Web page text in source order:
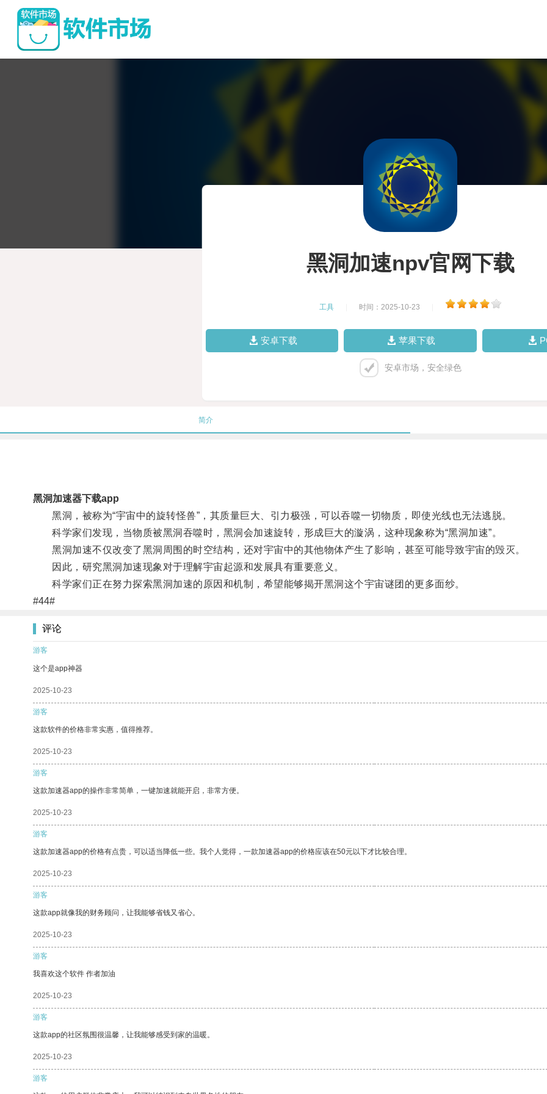
黑洞加速npv官网下载
工具 时间：2025-10-23
安卓下载 苹果下载
安卓市场，安全绿色
简介
黑洞加速器下载app
黑洞，被称为“宇宙中的旋转怪兽”，其质量巨大、引力极强，可以吞噬一切物质，即使光线也无法逃脱。
科学家们发现，当物质被黑洞吞噬时，黑洞会加速旋转，形成巨大的漩涡，这种现象称为“黑洞加速”。
黑洞加速不仅改变了黑洞周围的时空结构，还对宇宙中的其他物体产生了影响，甚至可能导致宇宙的毁灭。
因此，研究黑洞加速现象对于理解宇宙起源和发展具有重要意义。
科学家们正在努力探索黑洞加速的原因和机制，希望能够揭开黑洞这个宇宙谜团的更多面纱。
#44#
评论
游客
这个是app神器
2025-10-23
游客
这款软件的价格非常实惠，值得推荐。
2025-10-23
游客
这款加速器app的操作非常简单，一键加速就能开启，非常方便。
2025-10-23
游客
这款加速器app的价格有点贵，可以适当降低一些。我个人觉得，一款加速器app的价格应该在50元以下才比较合理。
2025-10-23
游客
这款app就像我的财务顾问，让我能够省钱又省心。
2025-10-23
游客
我喜欢这个软件 作者加油
2025-10-23
游客
这款app的社区氛围很温馨，让我能够感受到家的温暖。
2025-10-23
游客